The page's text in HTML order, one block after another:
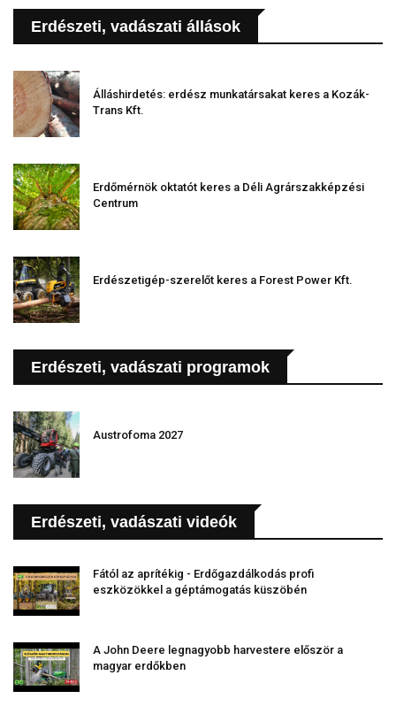
Erdészeti, vadászati állások
Álláshirdetés: erdész munkatársakat keres a Kozák-
Trans Kft.
Erdőmérnök oktatót keres a Déli Agrárszakképzési
Centrum
Erdészetigép-szerelőt keres a Forest Power Kft.
Erdészeti, vadászati programok
Austrofoma 2027
Erdészeti, vadászati videók
Fától az aprítékig - Erdőgazdálkodás profi
eszközökkel a géptámogatás küszöbén
A John Deere legnagyobb harvestere először a
magyar erdőkben